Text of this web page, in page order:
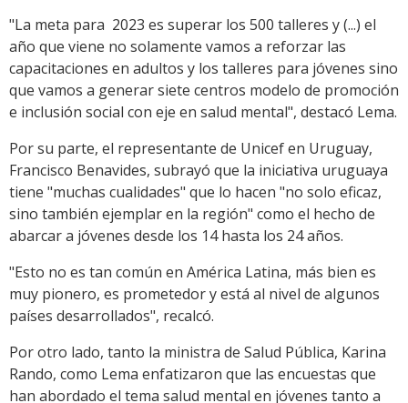
"La meta para 2023 es superar los 500 talleres y (...) el
año que viene no solamente vamos a reforzar las
capacitaciones en adultos y los talleres para jóvenes sino
que vamos a generar siete centros modelo de promoción
e inclusión social con eje en salud mental", destacó Lema.
Por su parte, el representante de Unicef en Uruguay,
Francisco Benavides, subrayó que la iniciativa uruguaya
tiene "muchas cualidades" que lo hacen "no solo eficaz,
sino también ejemplar en la región" como el hecho de
abarcar a jóvenes desde los 14 hasta los 24 años.
"Esto no es tan común en América Latina, más bien es
muy pionero, es prometedor y está al nivel de algunos
países desarrollados", recalcó.
Por otro lado, tanto la ministra de Salud Pública, Karina
Rando, como Lema enfatizaron que las encuestas que
han abordado el tema salud mental en jóvenes tanto a